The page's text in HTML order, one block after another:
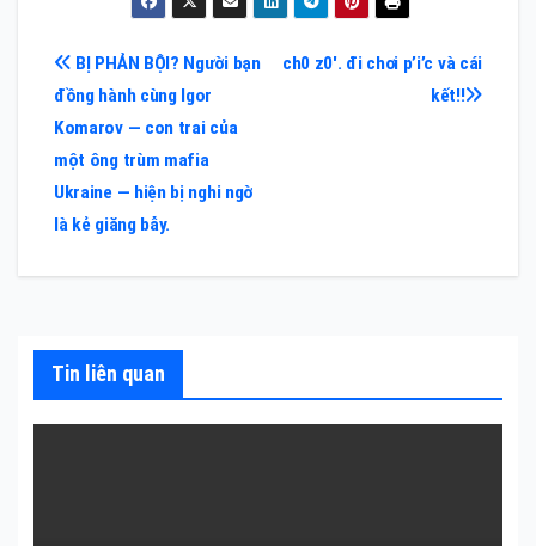
Điều
hướng
bài
viết
ch0 z0′. đi chơi p’i’c và cái
kết!!
BỊ PHẢN BỘI? Người bạn
đồng hành cùng Igor
Komarov — con trai của
một ông trùm mafia
Ukraine — hiện bị nghi ngờ
là kẻ giăng bẫy.
Tin liên quan